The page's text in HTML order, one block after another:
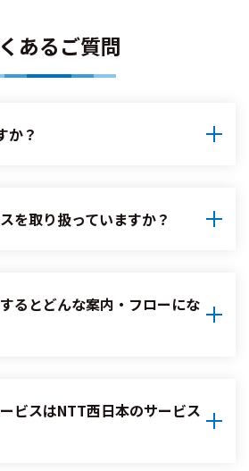
あるご質問
か？
を取り扱っていますか？
るとどんな案内・フローにな
ビスはNTT西日本のサービス